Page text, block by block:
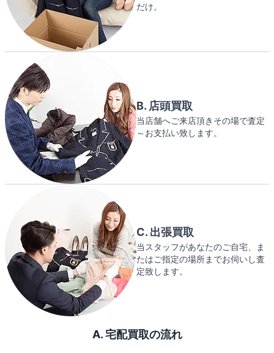
だけ。
B. 店頭買取
当店舗へご来店頂きその場で査定
～お支払い致します。
C. 出張買取
当スタッフがあなたのご自宅、ま
たはご指定の場所までお伺いし査
定致します。
A. 宅配買取の流れ